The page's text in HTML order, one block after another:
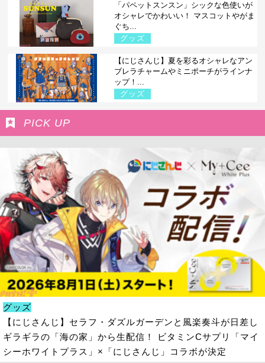
「パペットスンスン」シックな色使いが
オシャレでかわいい！ マスコットやがま
ぐち...
グッズ
【にじさんじ】夏を彩るオシャレなアン
ブレラチャームやミニポーチがラインナ
ップ！...
グッズ
PICK UP
グッズ
【にじさんじ】セラフ・ダズルガーデンと風楽奏斗が日差し
ギラギラの「海の家」から生配信！ ビタミンCサプリ「マイ
シーホワイトプラス」×「にじさんじ」コラボが決定